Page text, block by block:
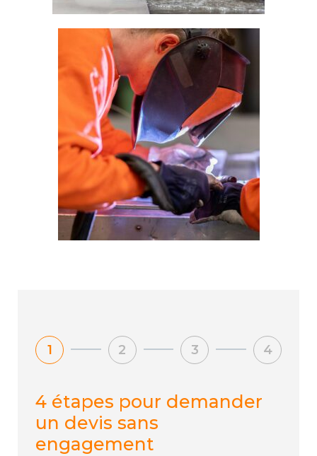
1 2 3 4
4 étapes pour demander
un devis sans
engagement